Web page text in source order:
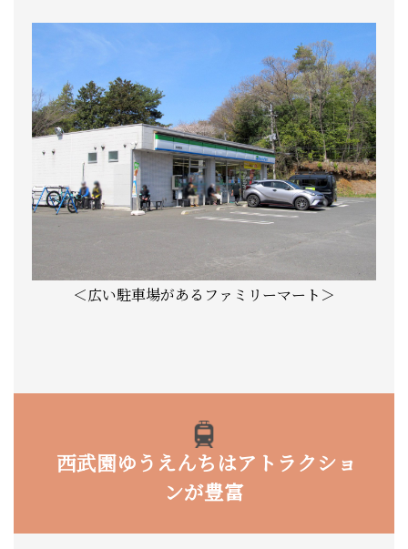
＜広い駐車場があるファミリーマート＞
西武園ゆうえんちはアトラクショ
ンが豊富